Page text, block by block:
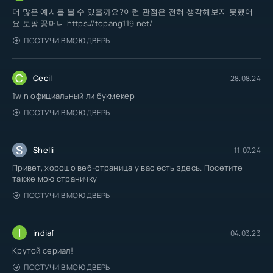
더 많은 예시를 볼 수 있을까요?이런 관점은 전혀 생각해보지 못했어
요 토팡 꽁머니 https://topang119.net/
ПОСТУЧИ В МОЮ ДВЕРЬ
C Cecil 28.08.24
1win официальный ли букмекер
ПОСТУЧИ В МОЮ ДВЕРЬ
S Shelli 11.07.24
Привет, хорошо веб-страница у вас есть здесь. Посетите
также мою страничку
ПОСТУЧИ В МОЮ ДВЕРЬ
I indiaf 04.03.23
Крутой сериал!
ПОСТУЧИ В МОЮ ДВЕРЬ